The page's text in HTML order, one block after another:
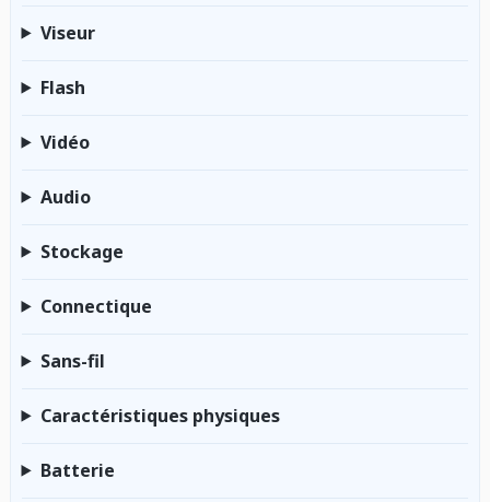
Viseur
Flash
Vidéo
Audio
Stockage
Connectique
Sans-fil
Caractéristiques physiques
Batterie